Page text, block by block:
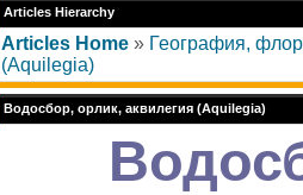
Articles Hierarchy
Articles Home » География,
(Aquilegia)
Водосбор, орлик, аквилегия (Aquilegia)